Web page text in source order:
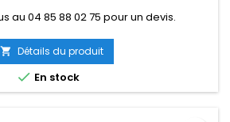
au 04 85 88 02 75 pour un devis.
 Détails du produit
 En stock